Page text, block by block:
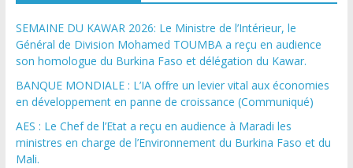
SEMAINE DU KAWAR 2026: Le Ministre de l’Intérieur, le
Général de Division Mohamed TOUMBA a reçu en audience
son homologue du Burkina Faso et délégation du Kawar.
BANQUE MONDIALE : L’IA offre un levier vital aux économies
en développement en panne de croissance (Communiqué)
AES : Le Chef de l’Etat a reçu en audience à Maradi les
ministres en charge de l’Environnement du Burkina Faso et du
Mali.